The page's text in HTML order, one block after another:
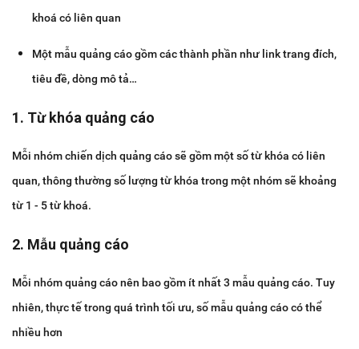
khoá có liên quan
Một mẫu quảng cáo gồm các thành phần như link trang đích,
tiêu đề, dòng mô tả…
1. Từ khóa quảng cáo
Mỗi nhóm chiến dịch quảng cáo sẽ gồm một số từ khóa có liên
quan, thông thường số lượng từ khóa trong một nhóm sẽ khoảng
từ 1 - 5 từ khoá.
2. Mẫu quảng cáo
Mỗi nhóm quảng cáo nên bao gồm ít nhất 3 mẫu quảng cáo. Tuy
nhiên, thực tế trong quá trình tối ưu, số mẫu quảng cáo có thể
nhiều hơn